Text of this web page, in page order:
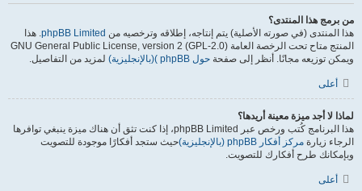
من برمج هذا المنتدى؟
هذا المنتدى (في صورته الأصلية) يتم إنتاجه، إطلاقه وترخصيه من phpBB Limited. هذا
المنتج متاح تحت الرخصة العامة GNU General Public License, version 2 (GPL-2.0)
ويمكن توزيعه مجانًا. أنظر إلى صفحة حول phpBB )(بالإنجليزية) لمزيد من التفاصيل.
أعلى
لماذا لا أجد ميزة معينة أريدها؟
هذا البرنامج كُتب ورخص عبر phpBB Limited، إذا كنت تثق أن هناك ميزة ينبغي توافرها
الرجاء زيارة مركز أفكار phpBB (بالإنجليزية)
حيث ستجد أفكارًا موجودة للتصويت
وبإمكانك طرح أفكارك للتصويت.
أعلى